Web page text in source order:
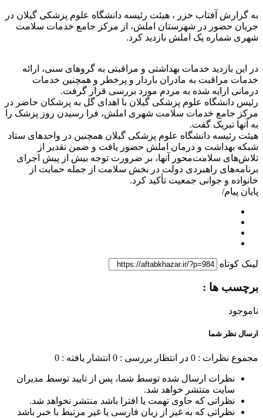
به گزارش آفتاب خزر ، هیئت رئیسه دانشگاه علوم پزشکی گیلان در
جریان حضور در شهرستان املش، از مرکز جامع خدمات سلامت
شهری شماره یک املش بازدید کرد.
در این بازدید خدمات بهداشتی و مراقبتی به گروهای سنی، ارائه
خدمات مراقبت به مادران باردار و پرخطر و همچنین خدمات
درمانی ارایه شده به مردم مورد بررسی قرار گرفت.
رئیس دانشگاه علوم پزشکی گیلان با اهدای گل به پزشکان حاضر در
مرکز جامع خدمات سلامت شهری املش، فرا رسیدن روز پزشک را
به آنها تبریک گفت.
هیئت رئیسه دانشگاه علوم پزشکی گیلان همچنین در واحد‌های ستاد
شبکه بهداشت و درمان املش حضور یافت و ضمن تقدیر از
تلاش‌های سلامت‌محور آنها، بر ضرورت توجه بیش از پیش اجرای
برنامه‌های راهبردی دولت در بخش سلامت از جمله حمایت از
خانواده و جوانی جمعیت تأکید کرد.
پایان پیام/
لینک کوتاه
برچسب ها :
ناموجود
ارسال نظر شما
مجموع نظرات : 0 در انتظار بررسی : 0 انتشار یافته : 0
نظرات ارسال شده توسط شما، پس از تایید توسط مدیران
سایت منتشر خواهد شد.
نظراتی که حاوی تهمت یا افترا باشد منتشر نخواهد شد.
نظراتی که به غیر از زبان فارسی یا غیر مرتبط با خبر باشد